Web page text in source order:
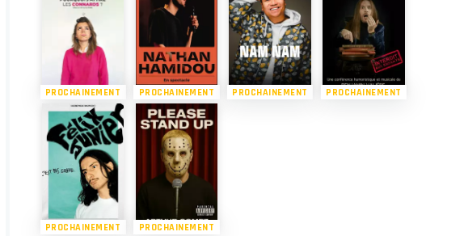
PROCHAINEMENT PROCHAINEMENT PROCHAINEMENT PROCHAINEMENT
PROCHAINEMENT PROCHAINEMENT